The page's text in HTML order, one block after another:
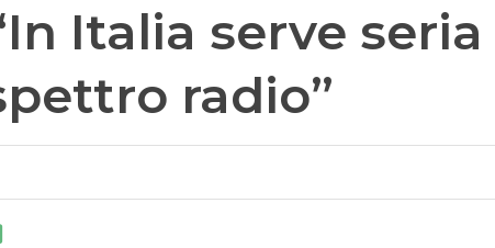
Italia serve seria
radio”